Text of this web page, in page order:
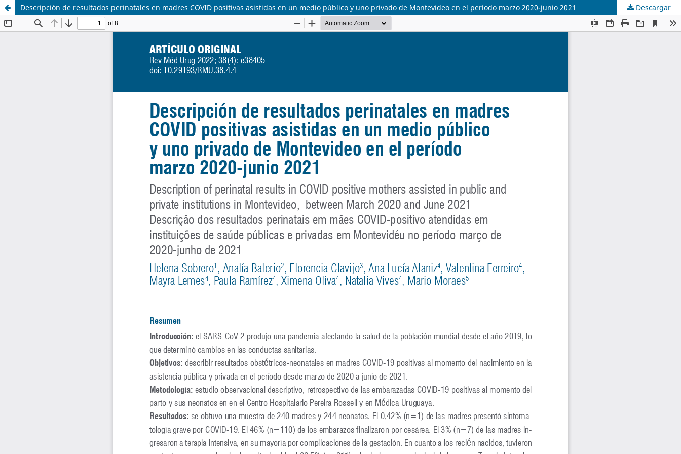
Descripción de resultados perinatales en madres COVID positivas asistidas en un medio público y uno privado de Montevideo en el período marzo 2020-junio 2021 Descargar